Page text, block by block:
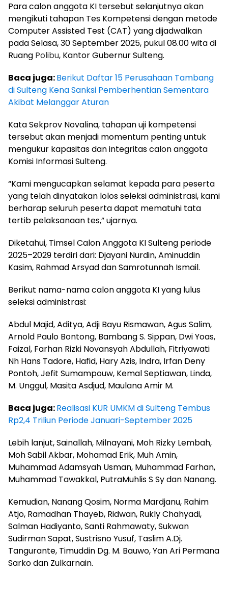
Para calon anggota KI tersebut selanjutnya akan
mengikuti tahapan Tes Kompetensi dengan metode
Computer Assisted Test (CAT) yang dijadwalkan
pada Selasa, 30 September 2025, pukul 08.00 wita di
Ruang Polibu, Kantor Gubernur Sulteng.
Baca juga:Berikut Daftar 15 Perusahaan Tambang
di Sulteng Kena Sanksi Pemberhentian Sementara
Akibat Melanggar Aturan
Kata Sekprov Novalina, tahapan uji kompetensi
tersebut akan menjadi momentum penting untuk
mengukur kapasitas dan integritas calon anggota
Komisi Informasi Sulteng.
“Kami mengucapkan selamat kepada para peserta
yang telah dinyatakan lolos seleksi administrasi, kami
berharap seluruh peserta dapat mematuhi tata
tertib pelaksanaan tes,” ujarnya.
Diketahui, Timsel Calon Anggota KI Sulteng periode
2025–2029 terdiri dari: Djayani Nurdin, Aminuddin
Kasim, Rahmad Arsyad dan Samrotunnah Ismail.
Berikut nama-nama calon anggota KI yang lulus
seleksi administrasi:
Abdul Majid, Aditya, Adji Bayu Rismawan, Agus Salim,
Arnold Paulo Bontong, Bambang S. Sippan, Dwi Yoas,
Faizal, Farhan Rizki Novansyah Abdullah, Fitriyawati
Nh Hans Tadore, Hafid, Hary Azis, Indra, Irfan Deny
Pontoh, Jefit Sumampouw, Kemal Septiawan, Linda,
M. Unggul, Masita Asdjud, Maulana Amir M.
Baca juga:Realisasi KUR UMKM di Sulteng Tembus
Rp2,4 Triliun Periode Januari-September 2025
Lebih lanjut, Sainallah, Milnayani, Moh Rizky Lembah,
Moh Sabil Akbar, Mohamad Erik, Muh Amin,
Muhammad Adamsyah Usman, Muhammad Farhan,
Muhammad Tawakkal, PutraMuhlis S Sy dan Nanang.
Kemudian, Nanang Qosim, Norma Mardjanu, Rahim
Atjo, Ramadhan Thayeb, Ridwan, Rukly Chahyadi,
Salman Hadiyanto, Santi Rahmawaty, Sukwan
Sudirman Sapat, Sustrisno Yusuf, Taslim A.Dj.
Tangurante, Timuddin Dg. M. Bauwo, Yan Ari Permana
Sarko dan Zulkarnain.